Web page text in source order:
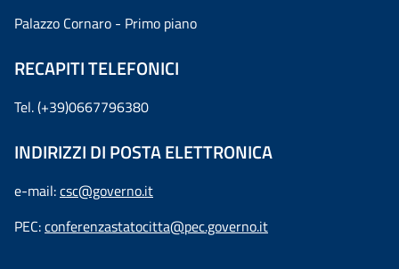
Palazzo Cornaro - Primo piano
RECAPITI TELEFONICI
Tel. (+39)0667796380
INDIRIZZI DI POSTA ELETTRONICA
e-mail:csc@governo.it
PEC:conferenzastatocitta@pec.governo.it